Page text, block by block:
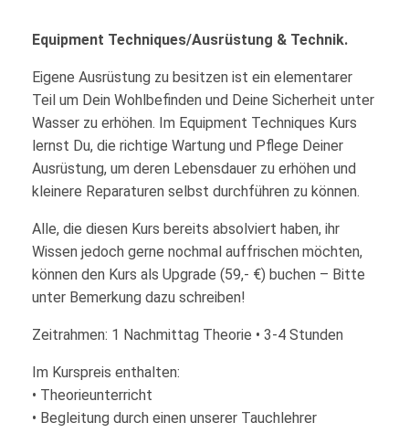
Equipment Techniques/Ausrüstung & Technik.
Eigene Ausrüstung zu besitzen ist ein elementarer
Teil um Dein Wohlbefinden und Deine Sicherheit unter
Wasser zu erhöhen. Im Equipment Techniques Kurs
lernst Du, die richtige Wartung und Pflege Deiner
Ausrüstung, um deren Lebensdauer zu erhöhen und
kleinere Reparaturen selbst durchführen zu können.
Alle, die diesen Kurs bereits absolviert haben, ihr
Wissen jedoch gerne nochmal auffrischen möchten,
können den Kurs als Upgrade (59,- €) buchen – Bitte
unter Bemerkung dazu schreiben!
Zeitrahmen: 1 Nachmittag Theorie • 3-4 Stunden
Im Kurspreis enthalten:
• Theorieunterricht
• Begleitung durch einen unserer Tauchlehrer